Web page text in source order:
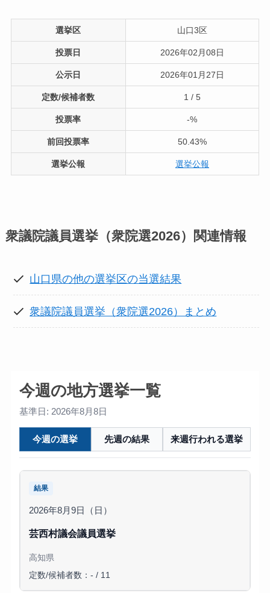
選挙区 山口3区
投票日 2026年02月08日
公示日 2026年01月27日
定数/候補者数 1 / 5
投票率 -%
前回投票率 50.43%
選挙公報 選挙公報
衆議院議員選挙（衆院選2026） 関連情報
山口県の他の選挙区の当選結果
衆議院議員選挙（衆院選2026）まとめ
今週の地方選挙一覧
基準日: 2026年8月8日
今週の選挙 先週の結果 来週行われる選挙
結果
2026年8月9日（日）
芸西村議会議員選挙
高知県
定数/候補者数：- / 11